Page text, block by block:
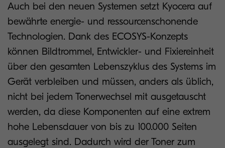
Auch bei den neuen Systemen setzt Kyocera auf
bewährte energie- und ressourcenschonende
Technologien. Dank des ECOSYS-Konzepts
können Bildtrommel, Entwickler- und Fixiereinheit
über den gesamten Lebenszyklus des Systems im
Gerät verbleiben und müssen, anders als üblich,
nicht bei jedem Tonerwechsel mit ausgetauscht
werden, da diese Komponenten auf eine extrem
hohe Lebensdauer von bis zu 100.000 Seiten
ausgelegt sind. Dadurch wird der Toner zum